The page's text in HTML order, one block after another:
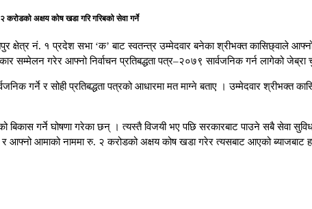
करोडको अक्षय कोष खडा गरि गरिबको सेवा गर्ने
क्षेत्र नं. १ प्रदेश सभा ‘क’ बाट स्वतन्त्र उम्मेदवार बनेका श्रीभक्त कासिछ्वाले
गरेर आफ्नो निर्वाचन प्रतिबद्धता पत्र–२०७९ सार्वजनिक गर्न लागेको जेब्रा
गर्ने र सोही प्रतिबद्धता पत्रको आधारमा मत माग्ने बताए । उम्मेदवार श्रीभक्त
गर्ने घोषणा गरेका छन् । त्यस्तै विजयी भए पछि सरकारबाट पाउने सबै सेवा सुविधा
आमाको नाममा रु. २ करोडको अक्षय कोष खडा गरेर त्यसबाट आएको ब्याजबाट हरेक